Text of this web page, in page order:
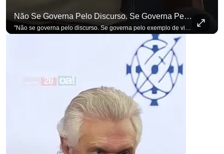
Não Se Governa Pelo Discurso. Se Governa Pelo Exemplo De Vida", Alfineta Ronaldo Caiado
"Não se governa pelo discurso. Se governa pelo exemplo de vida", alfineta Ronaldo Caiado, respondendo a empresários na primeira Sabatina Presidencial com a pauta definida por quem constrói o país. Se você busca informação com credibilidade, inscreva-se agora e ative o